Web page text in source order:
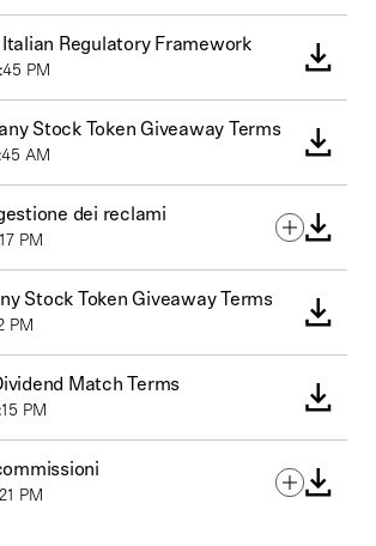
Regulatory Framework
PM
Stock Token Giveaway Terms
AM
dei reclami
PM
Stock Token Giveaway Terms
PM
Match Terms
PM
PM